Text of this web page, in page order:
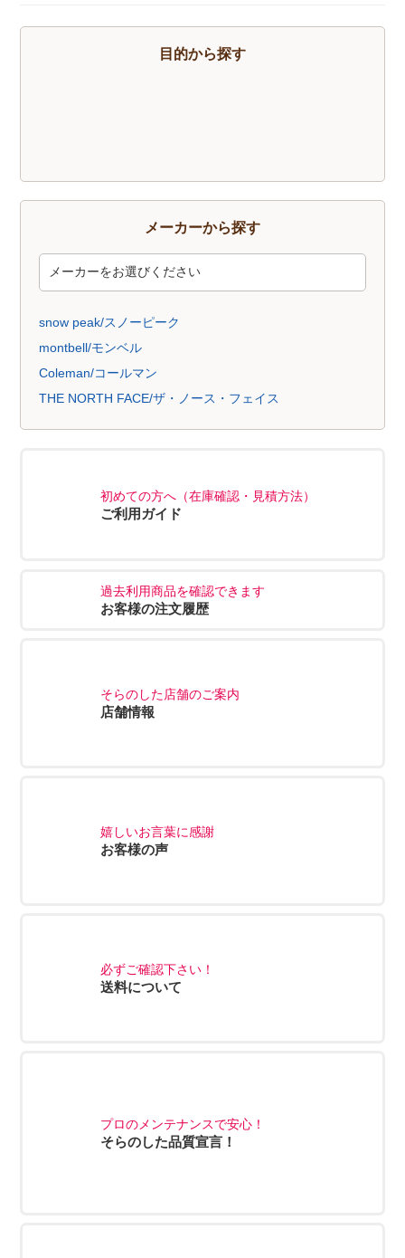
トレッキングソックス
燃料
酸素缶
帽子
手袋
ハイドレーション
そらのしたオリジナルＴシャツ
すべて
目的から探す
メーカーから探す
snow peak/スノーピーク
montbell/モンベル
Coleman/コールマン
THE NORTH FACE/ザ・ノース・フェイス
初めての方へ（在庫確認・見積方法）
ご利用ガイド
過去利用商品を確認できます
お客様の注文履歴
そらのした店舗のご案内
店舗情報
嬉しいお言葉に感謝
お客様の声
必ずご確認下さい！
送料について
プロのメンテナンスで安心！
そらのした品質宣言！